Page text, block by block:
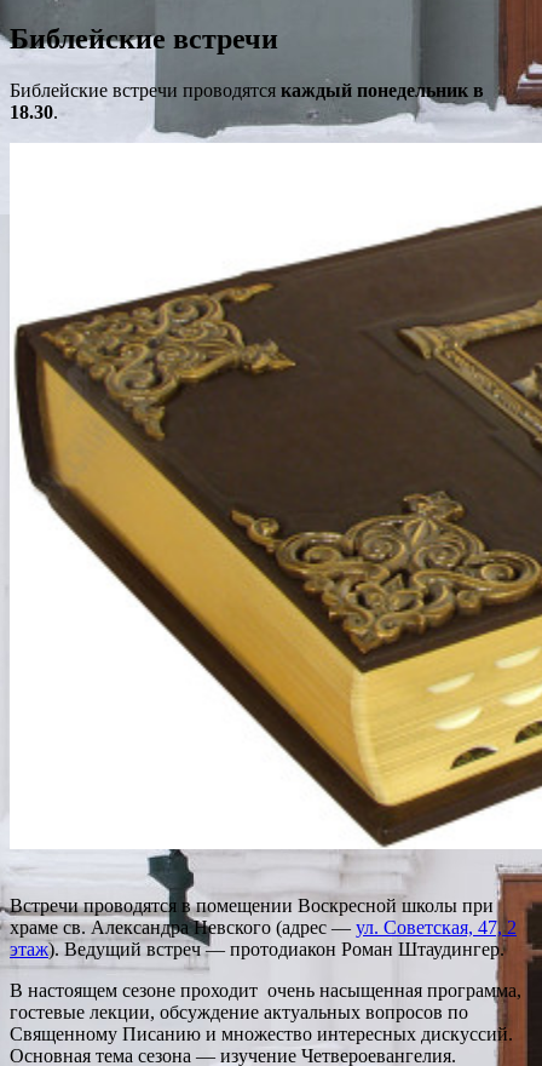
Библейские встречи
Библейские встречи проводятся каждый понедельник в
18.30.
Встречи проводятся в помещении Воскресной школы при
храме св. Александра Невского (адрес — ул. Советская, 47, 2
этаж). Ведущий встреч — протодиакон Роман Штаудингер.
В настоящем сезоне проходит очень насыщенная программа,
гостевые лекции, обсуждение актуальных вопросов по
Священному Писанию и множество интересных дискуссий.
Основная тема сезона — изучение Четвероевангелия.